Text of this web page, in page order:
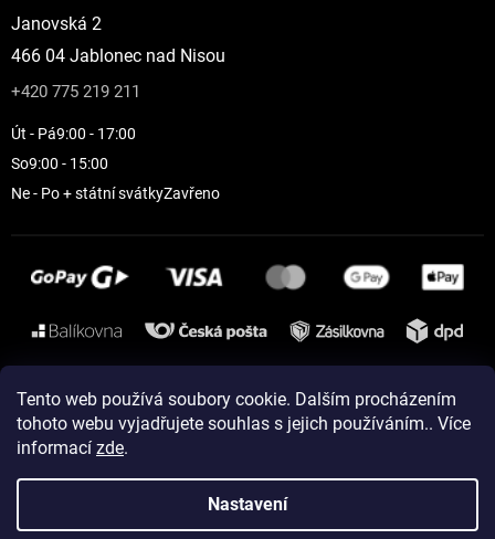
Tento web používá soubory cookie. Dalším procházením
tohoto webu vyjadřujete souhlas s jejich používáním.. Více
informací zde.
Nastavení
Janovská 2
466 04 Jablonec nad Nisou
+420 775 219 211
Út - Pá9:00 - 17:00
So9:00 - 15:00
Ne - Po + státní svátkyZavřeno
Instagram
Vytvořil Shoptet